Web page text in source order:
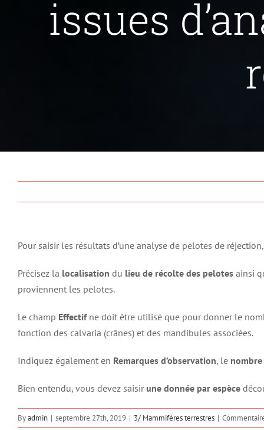
issues
Pour saisir les résultats d’une analyse de pelotes de
Précisez la localisation du lieu de récolte des pelotes ainsi
proviennent les pelotes.
Le champ Effectifne doit être utilisé que pour donner le
fonction des calvaria (crânes) et des mandibules associées.
Indiquez également en Remarques d’observation, le
Bien entendu, vous devez saisir une donnée par espèce
Byadmin | septembre 27th, 2019 | 3/ Mammifères terrestres |